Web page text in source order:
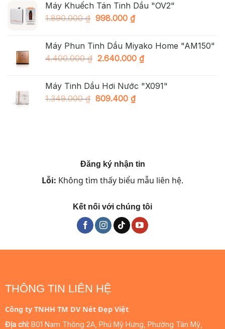
2.490.000 ₫.là:
Máy Khuếch Tán Tinh Dầu "OV2"
1.890.000₫ Giá
1.890.000 ₫.
998.000 ₫Giá
là:
998.000 ₫.
Máy Phun Tinh Dầu Miyako Home "AM150"
4.400.000₫ Giá
4.400.000 ₫.
2.640.000 ₫Giá
là:
Máy Tinh Dầu Hơi Nước "X091"
1.349.000₫ Giá
809.400 ₫Giá
Đăng ký nhận tin
Lỗi: Không tìm thấy biểu mẫu liên hệ.
Kết nối với chúng tôi
THÔNG TIN LIÊN HỆ
Công ty TNHH TM DV Nét Đẹp Việt
Địa chỉ: B01 Nam Thông 2A, Phú Mỹ Hưng, Phường Tân Mỹ,